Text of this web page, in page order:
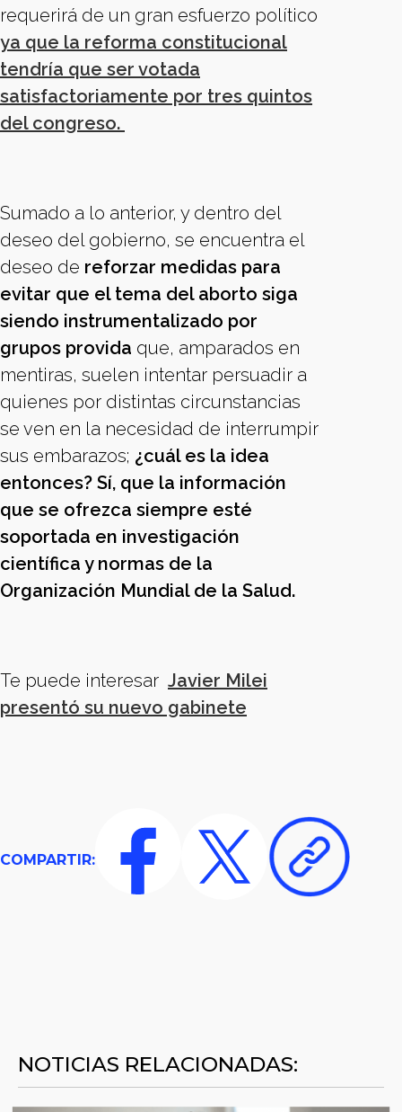
requerirá de un gran esfuerzo político
ya que la reforma constitucional
tendría que ser votada
satisfactoriamente por tres quintos
del congreso.
Sumado a lo anterior, y dentro del
deseo del gobierno, se encuentra el
deseo de reforzar medidas para
evitar que el tema del aborto siga
siendo instrumentalizado por
grupos provida que, amparados en
mentiras, suelen intentar persuadir a
quienes por distintas circunstancias
se ven en la necesidad de interrumpir
sus embarazos; ¿cuál es la idea
entonces? Sí, que la información
que se ofrezca siempre esté
soportada en investigación
científica y normas de la
Organización Mundial de la Salud.
Te puede interesar Javier Milei
presentó su nuevo gabinete
COMPARTIR:
NOTICIAS RELACIONADAS: